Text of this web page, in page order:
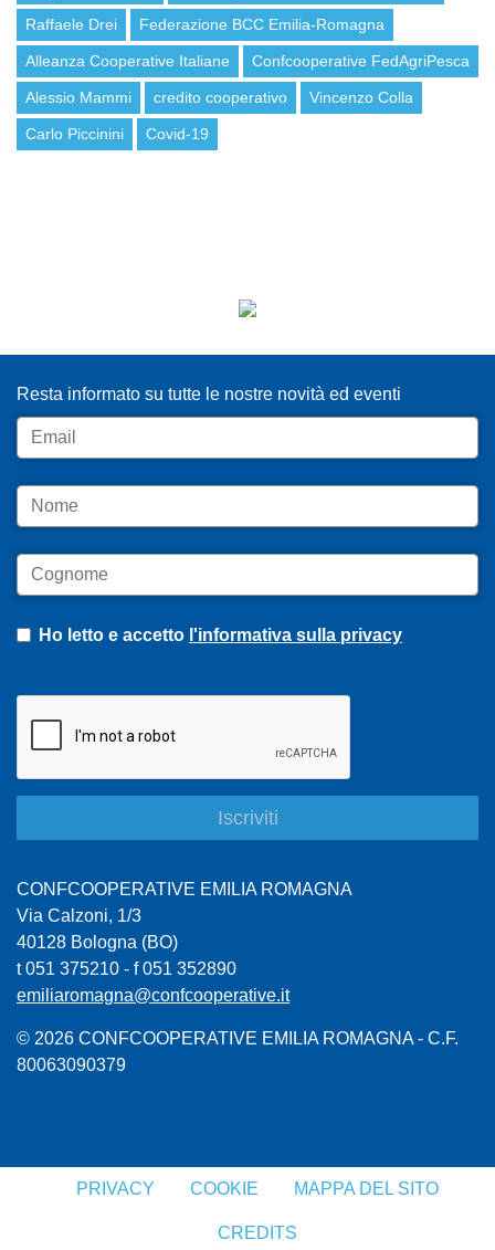
Raffaele Drei Federazione BCC Emilia-Romagna
Alleanza Cooperative Italiane Confcooperative FedAgriPesca
Alessio Mammi credito cooperativo Vincenzo Colla
Carlo Piccinini Covid-19
Resta informato su tutte le nostre novità ed eventi
Email
Nome
Cognome
Ho letto e accetto l'informativa sulla privacy
CONFCOOPERATIVE EMILIA ROMAGNA
Via Calzoni, 1/3
40128 Bologna (BO)
t 051 375210 - f 051 352890
emiliaromagna@confcooperative.it
© 2026 CONFCOOPERATIVE EMILIA ROMAGNA - C.F.
80063090379
PRIVACY COOKIE MAPPA DEL SITO
CREDITS